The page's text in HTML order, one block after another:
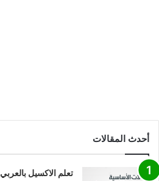
أحدث المقالات
تعلم الاكسيل بالعربي